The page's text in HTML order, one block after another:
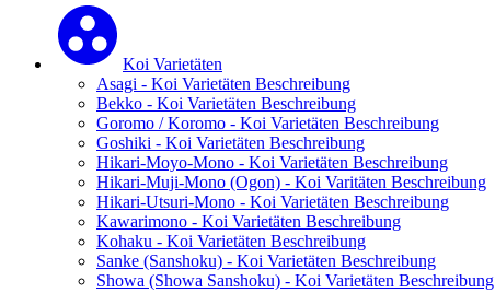
Koi Varietäten
Asagi - Koi Varietäten Beschreibung
Bekko - Koi Varietäten Beschreibung
Goromo / Koromo - Koi Varietäten Beschreibung
Goshiki - Koi Varietäten Beschreibung
Hikari-Moyo-Mono - Koi Varietäten Beschreibung
Hikari-Muji-Mono (Ogon) - Koi Varitäten Beschreibung
Hikari-Utsuri-Mono - Koi Varietäten Beschreibung
Kawarimono - Koi Varietäten Beschreibung
Kohaku - Koi Varietäten Beschreibung
Sanke (Sanshoku) - Koi Varietäten Beschreibung
Showa (Showa Sanshoku) - Koi Varietäten Beschreibung